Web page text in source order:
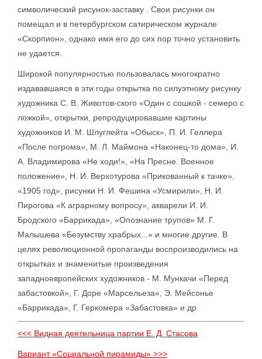
символический рисунок-заставку . Свои рисунки он
помещал и в петербургском сатирическом журнале
«Скорпион», однако имя его до сих пор точно установить
не удается.
Широкой популярностью пользовалась многократно
издававшаяся в эти годы открытка по силуэтному рисунку
художника С. В. Животов-ского «Один с сошкой - семеро с
ложкой», открытки, репродуцировавшие картины
художников И. М. Шлуглейта «Обыск», П. И. Геллера
«После погрома», М. Л. Маймона «Наконец-то дома», И.
А. Владимирова «Не ходи!», «На Пресне. Военное
положение», Н. И. Верхотурова «Прикованный к тачке»,
«1905 год», рисунки Н. И. Фешина «Усмирили», Н. И.
Пирогова «К аграрному вопросу», акварели И. И.
Бродского «Баррикада», «Опознание трупов» М. Г.
Малышева «Безумству храбрых...» и многие другие. В
целях революционной пропаганды воспроизводились на
открытках и знаменитые произведения
западноевропейских художников - М. Мункачи «Перед
забастовкой», Г. Доре «Марсельеза», Э. Мейсонье
«Баррикада», Г. Геркомера «Забастовка» и др.
<<< Видная деятельница партии Е. Д. Стасова
Вариант «Социальной пирамиды» >>>